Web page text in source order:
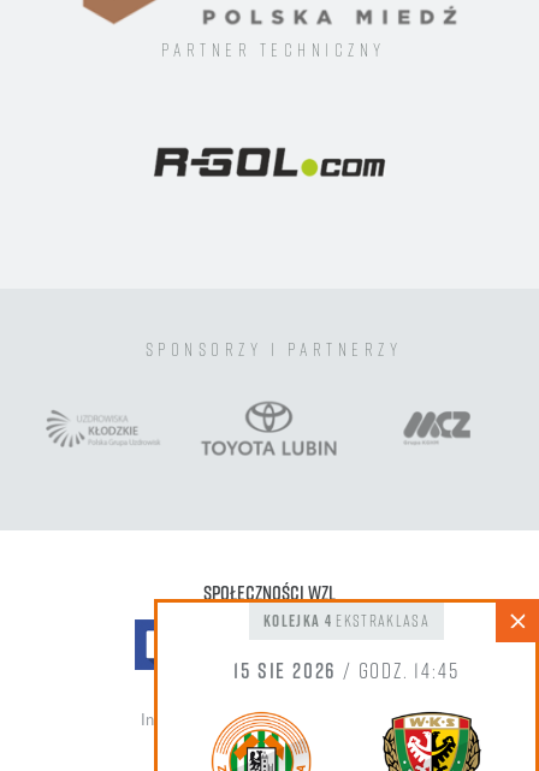
Partner techniczny
sponsorzy i partnerzy
Społeczności WZL
Informacja do zdjęć oraz nagrań wideo
kolejka 4 Ekstraklasa
15 sie 2026/ godz. 14:45